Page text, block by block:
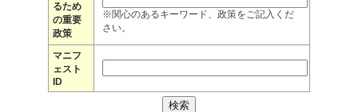
るため
の重要
政策
※関心のあるキーワード、政策をご記入くだ
さい。
マニフ
ェスト
ID